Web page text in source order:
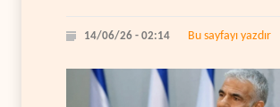
14/06/26 - 02:14 Bu sayfayı yazdır